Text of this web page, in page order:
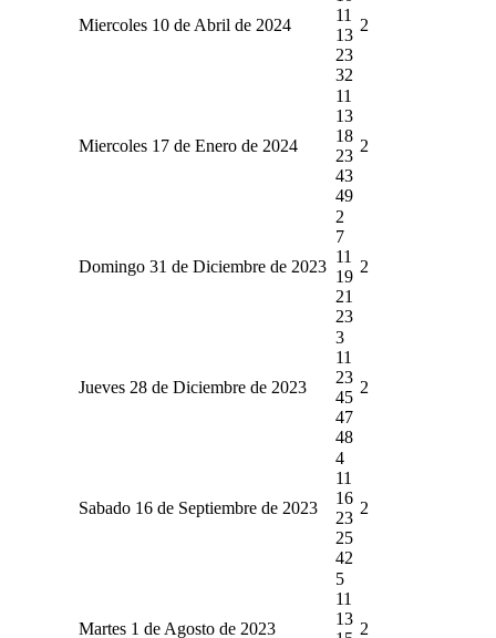
Miercoles 10 de Abril de 2024
11
13
23
32
2
Miercoles 17 de Enero de 2024
11
13
18
23
43
49
2
Domingo 31 de Diciembre de 2023
2
7
11
19
21
23
2
Jueves 28 de Diciembre de 2023
3
11
23
45
47
48
2
Sabado 16 de Septiembre de 2023
4
11
16
23
25
42
2
Martes 1 de Agosto de 2023
5
11
13
2